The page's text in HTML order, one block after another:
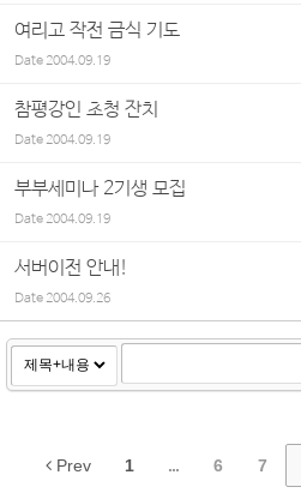
여리고 작전 금식 기도
Date2004.09.19
참평강인 초청 잔치
Date2004.09.19
부부세미나 2기생 모집
Date2004.09.19
서버이전 안내!
Date2004.09.26
Prev 1 ... 6 7